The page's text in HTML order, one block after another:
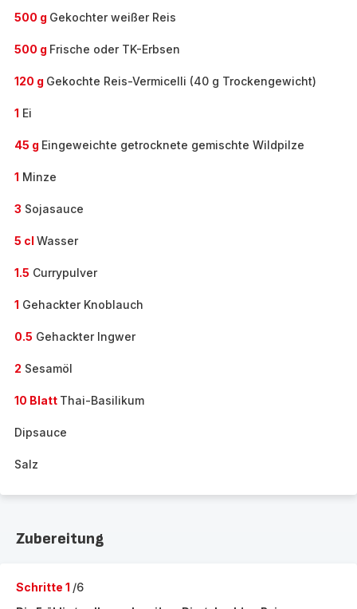
500 g Gekochter weißer Reis
500 g Frische oder TK-Erbsen
120 g Gekochte Reis-Vermicelli (40 g Trockengewicht)
1 Ei
45 g Eingeweichte getrocknete gemischte Wildpilze
1 Minze
3 Sojasauce
5 cl Wasser
1.5 Currypulver
1 Gehackter Knoblauch
0.5 Gehackter Ingwer
2 Sesamöl
10 Blatt Thai-Basilikum
Dipsauce
Salz
Zubereitung
Schritte 1 /6